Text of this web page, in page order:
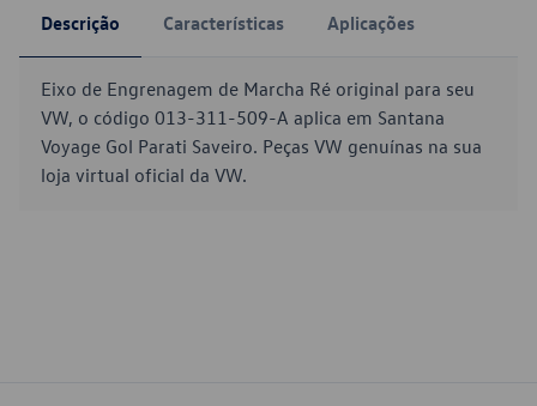
Descrição Características Aplicações
Eixo de Engrenagem de Marcha Ré original para seu
VW, o código 013-311-509-A aplica em Santana
Voyage Gol Parati Saveiro. Peças VW genuínas na sua
loja virtual oficial da VW.